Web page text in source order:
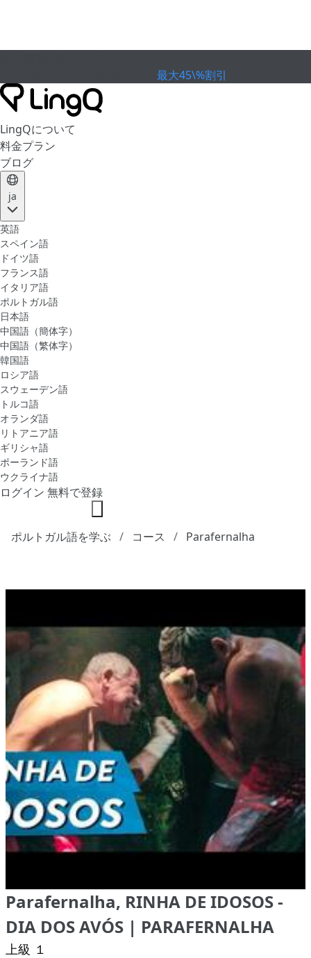
最大45\%割引
LingQについて
料金プラン
ブログ
ja
英語
スペイン語
ドイツ語
フランス語
イタリア語
ポルトガル語
日本語
中国語（簡体字）
中国語（繁体字）
韓国語
ロシア語
スウェーデン語
トルコ語
オランダ語
リトアニア語
ギリシャ語
ポーランド語
ウクライナ語
ログイン 無料で登録
ポルトガル語を学ぶ コース Parafernalha
Parafernalha, RINHA DE IDOSOS -
DIA DOS AVÓS | PARAFERNALHA
上級 １